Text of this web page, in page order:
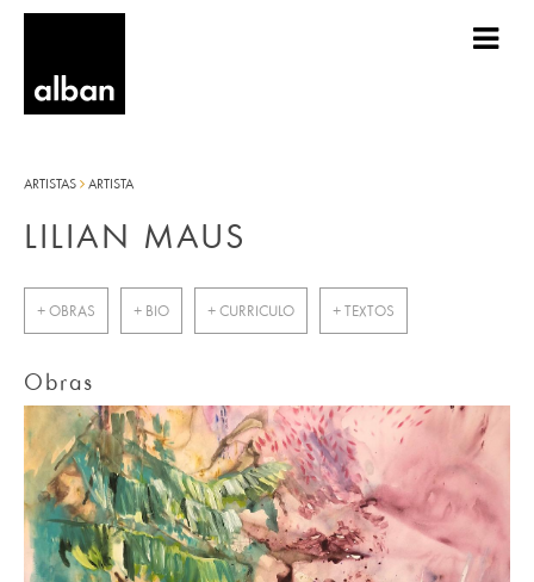
ARTISTAS ARTISTA
LILIAN MAUS
+ OBRAS + BIO + CURRICULO + TEXTOS
Obras